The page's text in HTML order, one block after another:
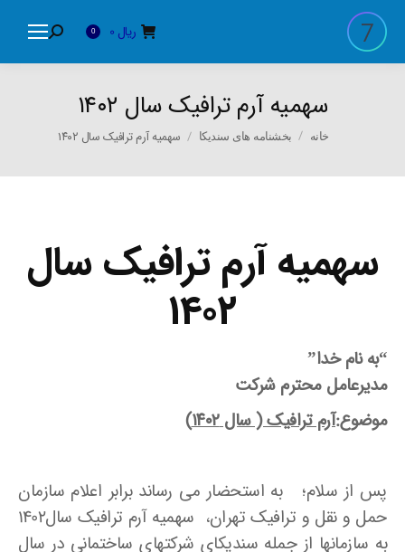
ریال 0
Search:
سهمیه آرم ترافیک سال ۱۴۰۲
You are here:
خانه بخشنامه های سندیکا سهمیه آرم ترافیک سال ۱۴۰۲
سهمیه آرم ترافیک سال
۱۴۰۲
“به نام خدا”
مدیرعامل محترم شرکت
موضوع:آرم ترافیک ( سال ۱۴۰۲)
پس از سلام؛ به استحضار می رساند برابر اعلام سازمان
حمل و نقل و ترافیک تهران، سهمیه آرم ترافیک سال1402
به سازمانها از جمله سندیکای شرکتهای ساختمانی در سال